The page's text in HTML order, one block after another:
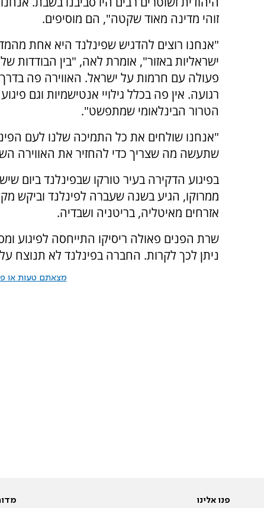
זוהי מדינה מאוד שקטה", הם מוסיפים.
"אנחנו רוצים להדגיש שפינלנד היא אחת
ישראליות באזור", אומרת לאה, "בין הבודדות
פעולה עם חרמות על ישראל. האווירה פה
רגועה. אין פה בכלל גילויי אנטישמיות וגם
הטרור הבינלאומי שמתפשט".
"אנחנו שולחים את כל התמיכה שלנו לעם
שתעשה מה שצריך כדי להחזיר את האווירה
ממרוקו, הגיע בשנה שעברה לפינלנד וביקש
אזרחים מאיטליה, בריטניה ושבדיה.
שרת הפנים פאולה ריסיקו התייחסה לפיגוע
ניתן לכך לקרות. החברה בפינלנד לא תנוצח
מצאתם טעות או
פנו אלינו